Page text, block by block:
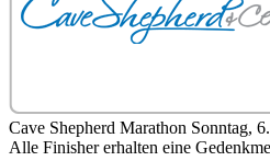
Cave Shepherd Marathon Sonntag,
Alle Finisher erhalten eine